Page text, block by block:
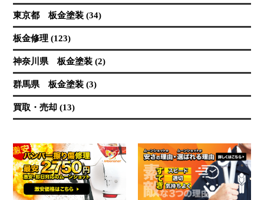
東京都 板金塗装 (34)
板金修理 (123)
神奈川県 板金塗装 (2)
群馬県 板金塗装 (3)
買取・売却 (13)